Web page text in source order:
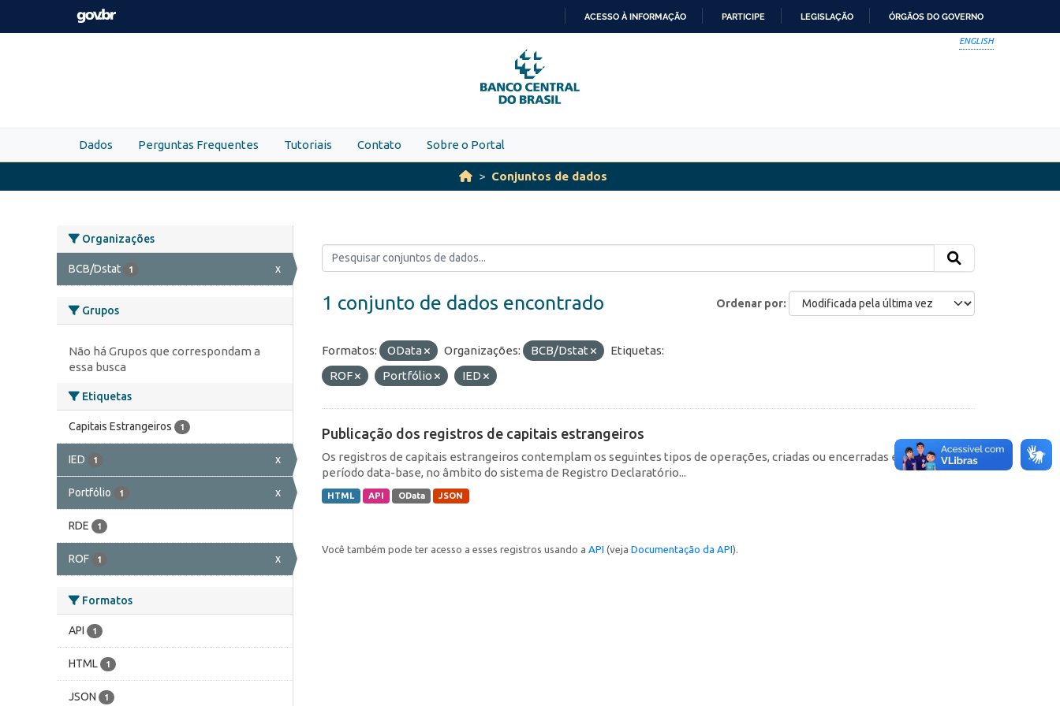
Skip to main content
PARA
O
CONTEÚDO
ACESSO À INFORMAÇÃO PARTICIPE LEGISLAÇÃO ÓRGÃOS DO GOVERNO
ENGLISH
Dados Perguntas Frequentes Tutoriais Contato Sobre o Portal
Conjuntos de dados
Organizações
BCB/Dstat 1 x
Grupos
Não há Grupos que correspondam a
essa busca
Etiquetas
Capitais Estrangeiros 1
IED 1 x
Portfólio 1 x
RDE 1
ROF 1 x
Formatos
API 1
HTML 1
JSON 1
Ordenar por
1 conjunto de dados encontrado
Formatos: OData Organizações: BCB/Dstat
Etiquetas:
ROF
Portfólio IED
Publicação dos registros de capitais estrangeiros
Os registros de capitais estrangeiros contemplam os seguintes tipos de operações, criadas ou encerradas em cada
período data-base, no âmbito do sistema de Registro Declaratório...
HTML API OData JSON
Você também pode ter acesso a esses registros usando a API (veja Documentação da API).